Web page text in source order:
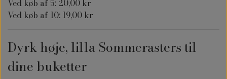
Ved køb af 5: 20,00 kr
Ved køb af 10: 19,00 kr
Dyrk høje, lilla Sommerasters til
dine buketter